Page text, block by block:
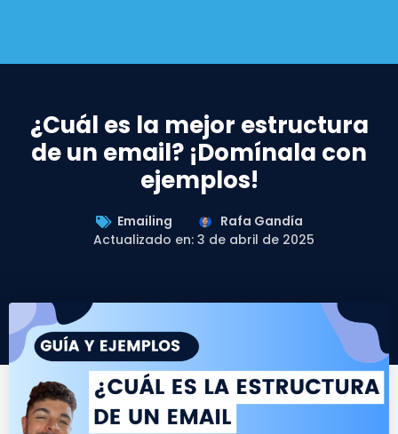
¿Cuál es la mejor estructura
de un email? ¡Domínala con
ejemplos!
Emailing
Rafa Gandía
Actualizado en: 3 de abril de 2025